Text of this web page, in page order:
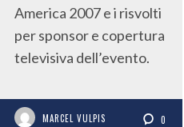
America 2007 e i risvolti
per sponsor e copertura
televisiva dell’evento.
MARCEL VULPIS 0